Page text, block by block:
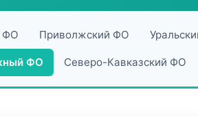
ФО Приволжский ФО
ФО Северо-Кавказский ФО